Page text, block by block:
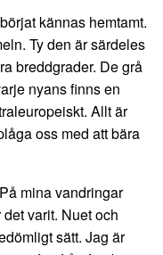
kännas hemtamt.
Ty den är särdeles
breddgrader. De grå
nyans finns en
Allt är
oss med att bära
mina vandringar
varit. Nuet och
sätt. Jag är